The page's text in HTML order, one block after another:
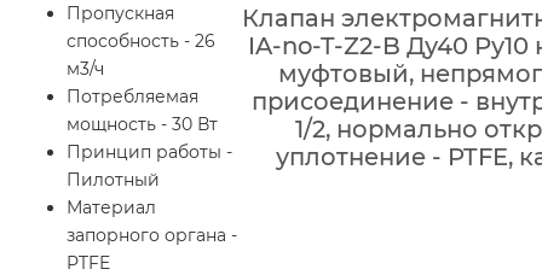
Пропускная
способность - 26
м3/ч
Потребляемая
мощность - 30 Вт
Принцип работы -
Пилотный
Материал
запорного органа -
PTFE
Клапан
IA-no-T-Z2-B Ду40 Ру10
муфтовый,
присоединение -
1/2, нормально
уплотнение - PTFE,